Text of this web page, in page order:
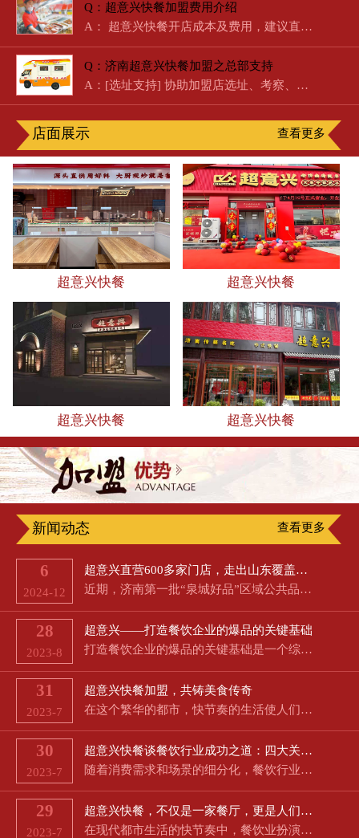
Q：超意兴快餐加盟费用介绍
A： 超意兴快餐开店成本及费用，建议直接拨打电话咨询。 …
Q：济南超意兴快餐加盟之总部支持
A：[选址支持] 协助加盟店选址、考察、经营、定位。[培训支持]…
店面展示 查看更多
超意兴快餐 超意兴快餐
超意兴快餐 超意兴快餐
新闻动态 查看更多
6
2024-12
超意兴直营600多家门店，走出山东覆盖京津冀
近期，济南第一批“泉城好品”区域公共品牌公布，超意兴名列其中。8月16日，新黄河记者从市政府新闻办举行的…
28
2023-8
超意兴——打造餐饮企业的爆品的关键基础
打造餐饮企业的爆品的关键基础是一个综合性的任务，需要从多个方面考虑，以满足客户需求并在竞争激烈的市场中…
31
2023-7
超意兴快餐加盟，共铸美食传奇
在这个繁华的都市，快节奏的生活使人们对美食的渴望愈发强烈。超意兴快餐作为经典的中餐和特色餐饮相结合的品…
30
2023-7
超意兴快餐谈餐饮行业成功之道：四大关键因素助力餐厅生意蓬勃发展
随着消费需求和场景的细分化，餐饮行业成为了朝阳产业，但同时也伴随着高失败率和激烈的市场竞争。然而，对于…
29
2023-7
超意兴快餐，不仅是一家餐厅，更是人们快节奏生活中的一道美好风景线
在现代都市生活的快节奏中，餐饮业扮演着极为重要的角色。快捷、方便、多样和经济成为了消费者对餐饮的共同期…